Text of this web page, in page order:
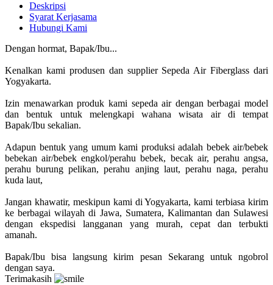
Deskripsi
Syarat Kerjasama
Hubungi Kami
Dengan hormat, Bapak/Ibu...
Kenalkan kami produsen dan supplier Sepeda Air Fiberglass dari
Yogyakarta.
Izin menawarkan produk kami sepeda air dengan berbagai model
dan bentuk untuk melengkapi wahana wisata air di tempat
Bapak/Ibu sekalian.
Adapun bentuk yang umum kami produksi adalah bebek air/bebek
bebekan air/bebek engkol/perahu bebek, becak air, perahu angsa,
perahu burung pelikan, perahu anjing laut, perahu naga, perahu
kuda laut,
Jangan khawatir, meskipun kami di Yogyakarta, kami terbiasa kirim
ke berbagai wilayah di Jawa, Sumatera, Kalimantan dan Sulawesi
dengan ekspedisi langganan yang murah, cepat dan terbukti
amanah.
Bapak/Ibu bisa langsung kirim pesan Sekarang untuk ngobrol
dengan saya.
Terimakasih